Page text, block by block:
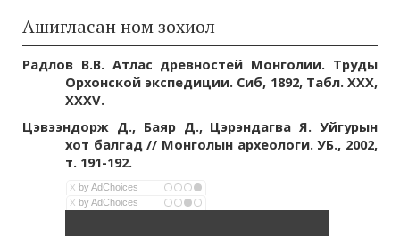
Ашигласан ном зохиол
Радлов В.В. Атлас древностей Монголии. Труды
Орхонской экспедиции. Сиб, 1892, Табл. XXX,
XXXV.
Цэвээндорж Д., Баяр Д., Цэрэндагва Я. Уйгурын
хот балгад// Монголын археологи. УБ., 2002,
т. 191-192.
X by AdChoices
X by AdChoices